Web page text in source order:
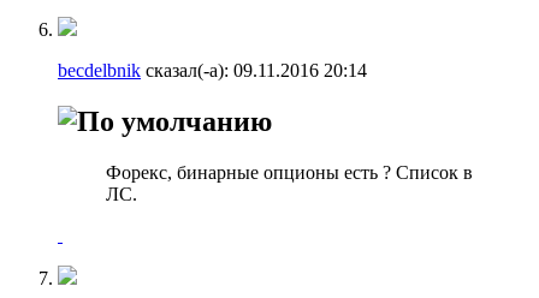
becdelbnik сказал(-а): 09.11.2016 20:14
Форекс, бинарные опционы есть ? Список в
ЛС.